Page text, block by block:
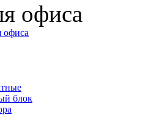
офиса
офиса
блок